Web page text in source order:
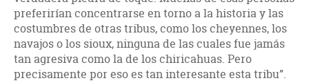
preferirían concentrarse en torno a la historia y las
costumbres de otras tribus, como los cheyennes, los
navajos o los sioux, ninguna de las cuales fue jamás
tan agresiva como la de los chiricahuas. Pero
precisamente por eso es tan interesante esta tribu”.